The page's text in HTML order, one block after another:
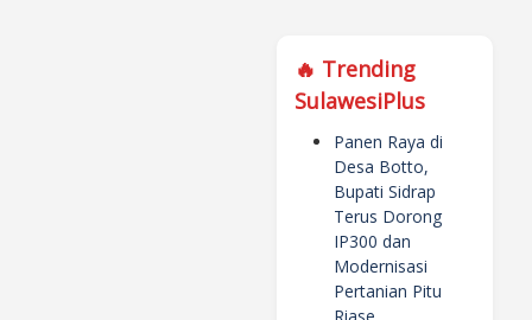
🔥 Trending
SulawesiPlus
Panen Raya di
Desa Botto,
Bupati Sidrap
Terus Dorong
IP300 dan
Modernisasi
Pertanian Pitu
Riase